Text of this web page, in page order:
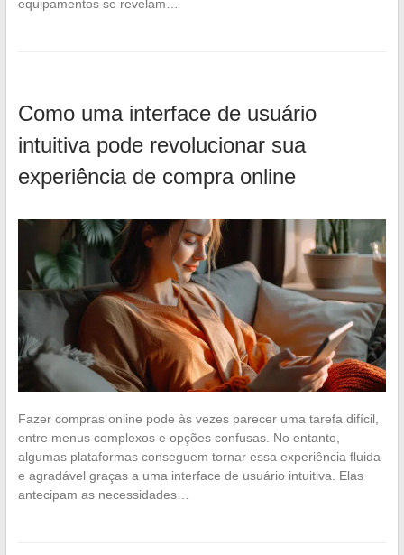
equipamentos se revelam…
Como uma interface de usuário
intuitiva pode revolucionar sua
experiência de compra online
Fazer compras online pode às vezes parecer uma tarefa difícil,
entre menus complexos e opções confusas. No entanto,
algumas plataformas conseguem tornar essa experiência fluida
e agradável graças a uma interface de usuário intuitiva. Elas
antecipam as necessidades…